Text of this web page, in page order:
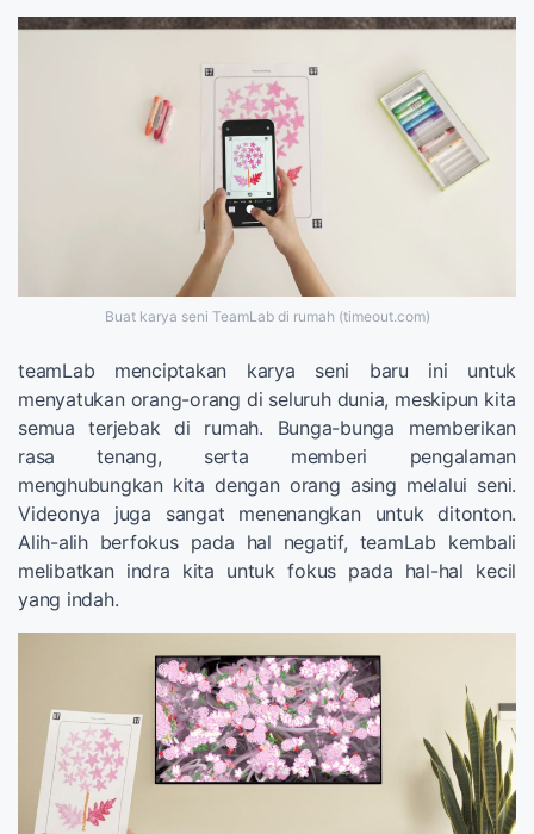
Buat karya seni TeamLab di rumah (timeout.com)
teamLab menciptakan karya seni baru ini untuk
menyatukan orang-orang di seluruh dunia, meskipun kita
semua terjebak di rumah. Bunga-bunga memberikan
rasa tenang, serta memberi pengalaman
menghubungkan kita dengan orang asing melalui seni.
Videonya juga sangat menenangkan untuk ditonton.
Alih-alih berfokus pada hal negatif, teamLab kembali
melibatkan indra kita untuk fokus pada hal-hal kecil
yang indah.